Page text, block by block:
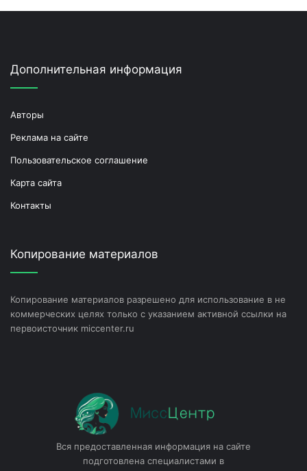
Дополнительная информация
Авторы
Реклама на сайте
Пользовательское соглашение
Карта сайта
Контакты
Копирование материалов
Копирование материалов разрешено для использование в не
коммерческих целях только с указанием активной ссылки на
первоисточник miccenter.ru
Вся предоставленная информация на сайте
подготовлена специалистами в